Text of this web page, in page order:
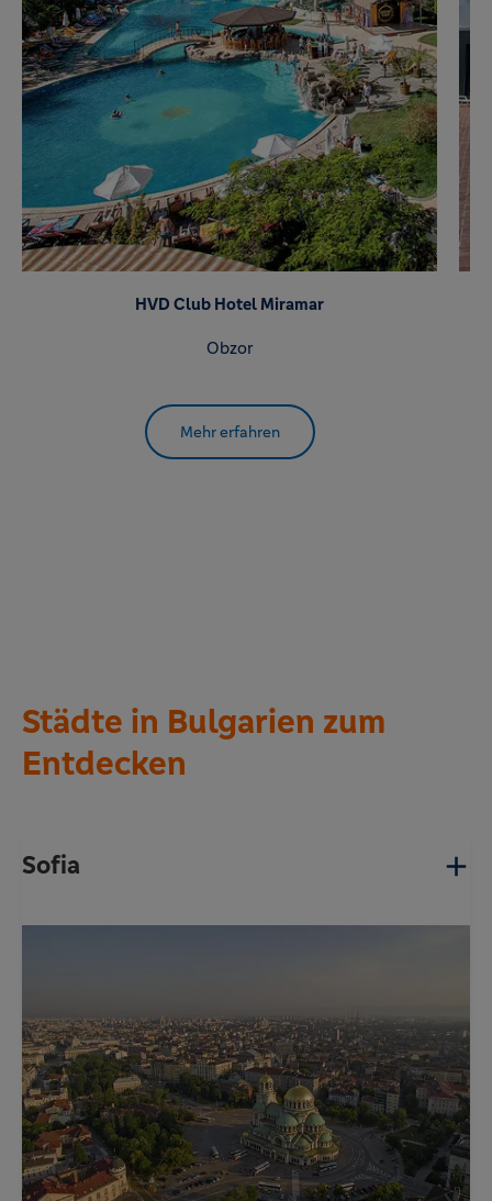
HVD Club Hotel Miramar
Obzor
Mehr erfahren
Städte in Bulgarien zum
Entdecken
Sofia